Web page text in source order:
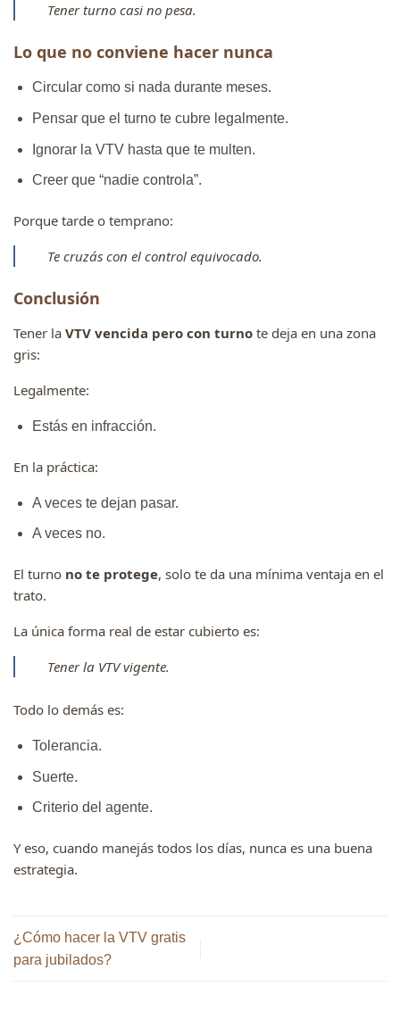
Tener turno casi no pesa.
Lo que no conviene hacer nunca
Circular como si nada durante meses.
Pensar que el turno te cubre legalmente.
Ignorar la VTV hasta que te multen.
Creer que “nadie controla”.
Porque tarde o temprano:
Te cruzás con el control equivocado.
Conclusión
Tener la VTV vencida pero con turno te deja en una zona
gris:
Legalmente:
Estás en infracción.
En la práctica:
A veces te dejan pasar.
A veces no.
El turno no te protege, solo te da una mínima ventaja en el
trato.
La única forma real de estar cubierto es:
Tener la VTV vigente.
Todo lo demás es:
Tolerancia.
Suerte.
Criterio del agente.
Y eso, cuando manejás todos los días, nunca es una buena
estrategia.
¿Cómo hacer la VTV gratis
para jubilados?